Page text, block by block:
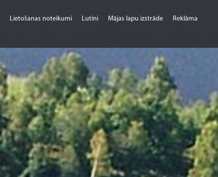
Lietošanas noteikumi Lutini Mājas lapu izstrāde Reklāma